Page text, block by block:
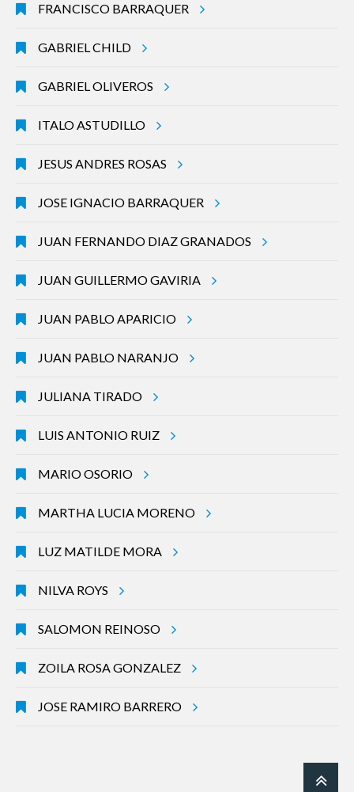
FRANCISCO BARRAQUER
GABRIEL CHILD
GABRIEL OLIVEROS
ITALO ASTUDILLO
JESUS ANDRES ROSAS
JOSE IGNACIO BARRAQUER
JUAN FERNANDO DIAZ GRANADOS
JUAN GUILLERMO GAVIRIA
JUAN PABLO APARICIO
JUAN PABLO NARANJO
JULIANA TIRADO
LUIS ANTONIO RUIZ
MARIO OSORIO
MARTHA LUCIA MORENO
LUZ MATILDE MORA
NILVA ROYS
SALOMON REINOSO
ZOILA ROSA GONZALEZ
JOSE RAMIRO BARRERO